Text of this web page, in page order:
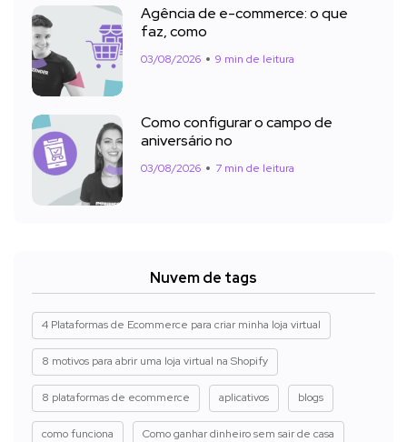
Agência de e-commerce: o que
faz, como
03/08/2026 9 min de leitura
Como configurar o campo de
aniversário no
03/08/2026 7 min de leitura
Nuvem de tags
4 Plataformas de Ecommerce para criar minha loja virtual
8 motivos para abrir uma loja virtual na Shopify
8 plataformas de ecommerce aplicativos blogs
como funciona Como ganhar dinheiro sem sair de casa